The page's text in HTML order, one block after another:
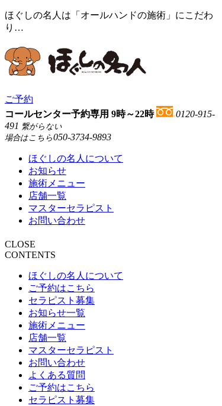
ほぐしの名人は「オールハンドの施術」にこだわ
り…
ご予約
コールセンター予約専用 9時～22時
0120-915-
491 繋がらない
場合はこちら050-3734-9893
ほぐしの名人について
お知らせ
施術メニュー
店舗一覧
マスターセラピスト
お問い合わせ
CLOSE
CONTENTS
ほぐしの名人について
ご予約はこちら
セラピスト募集
お知らせ一覧
施術メニュー
店舗一覧
マスターセラピスト
お問い合わせ
よくある質問
ご予約はこちら
セラピスト募集